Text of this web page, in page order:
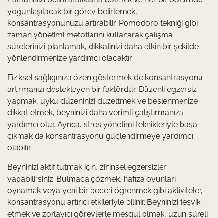
yoğunlaşılacak bir görev belirlemek,
konsantrasyonunuzu artırabilir. Pomodoro tekniği gibi
zaman yönetimi metotlarını kullanarak çalışma
sürelerinizi planlamak, dikkatinizi daha etkin bir şekilde
yönlendirmenize yardımcı olacaktır.
Fiziksel sağlığınıza özen göstermek de konsantrasyonu
artırmanızı destekleyen bir faktördür. Düzenli egzersiz
yapmak, uyku düzeninizi düzeltmek ve beslenmenize
dikkat etmek, beyninizi daha verimli çalıştırmanıza
yardımcı olur. Ayrıca, stres yönetimi teknikleriyle başa
çıkmak da konsantrasyonu güçlendirmeye yardımcı
olabilir.
Beyninizi aktif tutmak için, zihinsel egzersizler
yapabilirsiniz. Bulmaca çözmek, hafıza oyunları
oynamak veya yeni bir beceri öğrenmek gibi aktiviteler,
konsantrasyonu artırıcı etkileriyle bilinir. Beyninizi teşvik
etmek ve zorlayıcı görevlerle meşgul olmak, uzun süreli